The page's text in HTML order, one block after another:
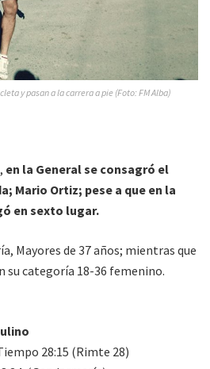
y pasan a la carrera a pie (Foto: FM Alba)
en la General se consagró el
Mario Ortiz; pese a que en la
en sexto lugar.
Mayores de 37 años; mientras que
su categoría 18-36 femenino.
28:15 (Rimte 28)